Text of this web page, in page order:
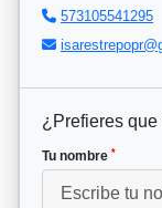
573105541295
¿Prefieres
Tu nombre *